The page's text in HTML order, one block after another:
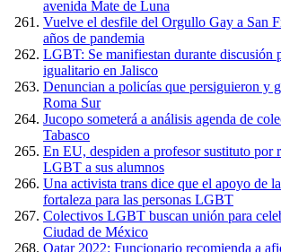
avenida Mate de Luna
Vuelve el desfile del Orgullo Gay a San
años de pandemia
LGBT: Se manifiestan durante discusión
igualitario en Jalisco
Denuncian a policías que persiguieron y
Roma Sur
Jucopo someterá a análisis agenda de
Tabasco
En EU, despiden a profesor sustituto por
LGBT a sus alumnos
Una activista trans dice que el apoyo de
fortaleza para las personas LGBT
Colectivos LGBT buscan unión para
Ciudad de México
Qatar 2022: Funcionario recomienda a